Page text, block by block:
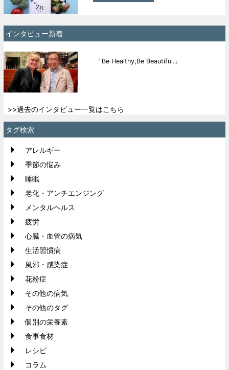
インタビュー新着
「Be Healthy,Be Beautiful.」
>>過去のインタビュー一覧はこちら
タグ検索
アレルギー
季節の悩み
睡眠
老化・アンチエンジング
メンタルヘルス
疲労
心臓・血管の病気
生活習慣病
風邪・感染症
花粉症
その他の病気
その他のタグ
個別の栄養素
食事食材
レシピ
コラム